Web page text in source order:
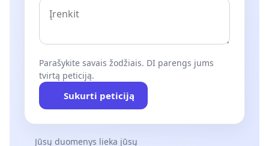
Parašykite savais žodžiais. DI parengs jums
tvirtą peticiją.
Sukurti peticiją
Jūsų duomenys lieka jūsų